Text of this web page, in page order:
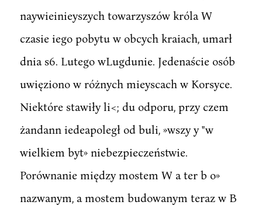
naywieinieyszych towarzyszów króla W
czasie iego pobytu w obcych kraiach, umarł
dnia s6. Lutego wLugdunie. Jedenaście osób
uwięziono w różnych mieyscach w Korsyce.
Niektóre stawiły li<; du odporu, przy czem
żandann iedeapoległ od buli, »wszy y "w
wielkiem byt» niebezpieczeństwie.
Porównanie między mostem W a ter b o»
nazwanym, a mostem budowanym teraz w B